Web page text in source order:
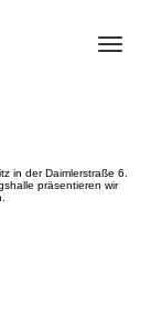
in der Daimlerstraße 6.
präsentieren wir